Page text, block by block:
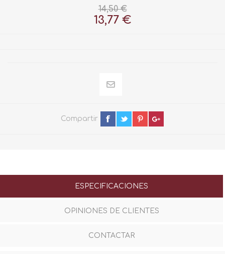
14,50 €
13,77 €
Compartir
ESPECIFICACIONES
OPINIONES DE CLIENTES
CONTACTAR